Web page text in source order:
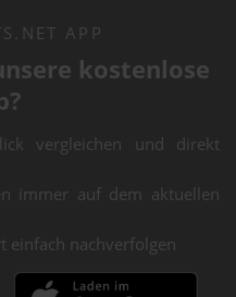
APP
kostenlose
vergleichen und direkt
immer auf dem aktuellen
einfach nachverfolgen